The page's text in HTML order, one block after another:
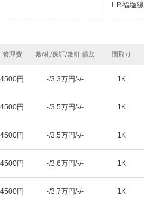
ＪＲ福塩
管理費 敷/礼/保証/敷引,償却 間取り
4500円 -/3.3万円/-/- 1K
4500円 -/3.5万円/-/- 1K
4500円 -/3.5万円/-/- 1K
4500円 -/3.6万円/-/- 1K
4500円 -/3.7万円/-/- 1K